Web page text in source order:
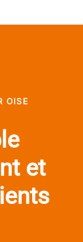
OISE
et